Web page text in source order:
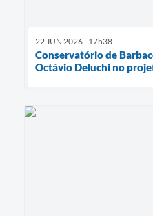
22 JUN 2026 - 17h38
Conservatório de
Octávio Deluchi no